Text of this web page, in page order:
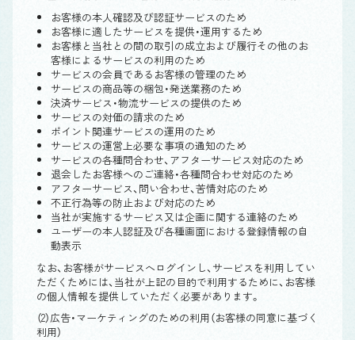
お客様の本人確認及び認証サービスのため
お客様に適したサービスを提供・運用するため
お客様と当社との間の取引の成立および履行その他のお
客様によるサービスの利用のため
サービスの会員であるお客様の管理のため
サービスの商品等の梱包・発送業務のため
決済サービス・物流サービスの提供のため
サービスの対価の請求のため
ポイント関連サービスの運用のため
サービスの運営上必要な事項の通知のため
サービスの各種問合わせ、アフターサービス対応のため
退会したお客様へのご連絡・各種問合わせ対応のため
アフターサービス、問い合わせ、苦情対応のため
不正行為等の防止および対応のため
当社が実施するサービス又は企画に関する連絡のため
ユーザーの本人認証及び各種画面における登録情報の自
動表示
なお、お客様がサービスへログインし、サービスを利用してい
ただくためには、当社が上記の目的で利用するために、お客様
の個人情報を提供していただく必要があります。
（2）広告・マーケティングのための利用（お客様の同意に基づく
利用）